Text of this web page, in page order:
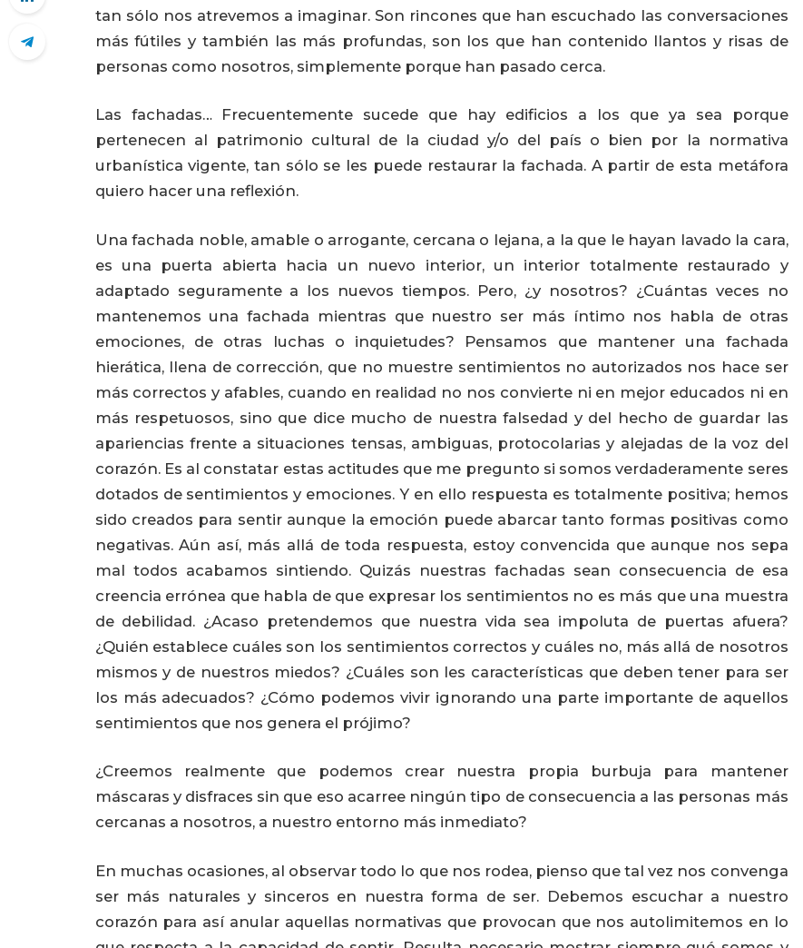
tan sólo nos atrevemos a imaginar. Son rincones que han escuchado las conversaciones
más fútiles y también las más profundas, son los que han contenido llantos y risas de
personas como nosotros, simplemente porque han pasado cerca.
Las fachadas… Frecuentemente sucede que hay edificios a los que ya sea porque
pertenecen al patrimonio cultural de la ciudad y/o del país o bien por la normativa
urbanística vigente, tan sólo se les puede restaurar la fachada. A partir de esta metáfora
quiero hacer una reflexión.
Una fachada noble, amable o arrogante, cercana o lejana, a la que le hayan lavado la cara,
es una puerta abierta hacia un nuevo interior, un interior totalmente restaurado y
adaptado seguramente a los nuevos tiempos. Pero, ¿y nosotros? ¿Cuántas veces no
mantenemos una fachada mientras que nuestro ser más íntimo nos habla de otras
emociones, de otras luchas o inquietudes? Pensamos que mantener una fachada
hierática, llena de corrección, que no muestre sentimientos no autorizados nos hace ser
más correctos y afables, cuando en realidad no nos convierte ni en mejor educados ni en
más respetuosos, sino que dice mucho de nuestra falsedad y del hecho de guardar las
apariencias frente a situaciones tensas, ambiguas, protocolarias y alejadas de la voz del
corazón. Es al constatar estas actitudes que me pregunto si somos verdaderamente seres
dotados de sentimientos y emociones. Y en ello respuesta es totalmente positiva; hemos
sido creados para sentir aunque la emoción puede abarcar tanto formas positivas como
negativas. Aún así, más allá de toda respuesta, estoy convencida que aunque nos sepa
mal todos acabamos sintiendo. Quizás nuestras fachadas sean consecuencia de esa
creencia errónea que habla de que expresar los sentimientos no es más que una muestra
de debilidad. ¿Acaso pretendemos que nuestra vida sea impoluta de puertas afuera?
¿Quién establece cuáles son los sentimientos correctos y cuáles no, más allá de nosotros
mismos y de nuestros miedos? ¿Cuáles son les características que deben tener para ser
los más adecuados? ¿Cómo podemos vivir ignorando una parte importante de aquellos
sentimientos que nos genera el prójimo?
¿Creemos realmente que podemos crear nuestra propia burbuja para mantener
máscaras y disfraces sin que eso acarree ningún tipo de consecuencia a las personas más
cercanas a nosotros, a nuestro entorno más inmediato?
En muchas ocasiones, al observar todo lo que nos rodea, pienso que tal vez nos convenga
ser más naturales y sinceros en nuestra forma de ser. Debemos escuchar a nuestro
corazón para así anular aquellas normativas que provocan que nos autolimitemos en lo